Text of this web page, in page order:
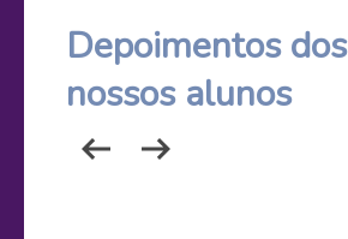
mercado.Depoimentos dos
nossos alunos